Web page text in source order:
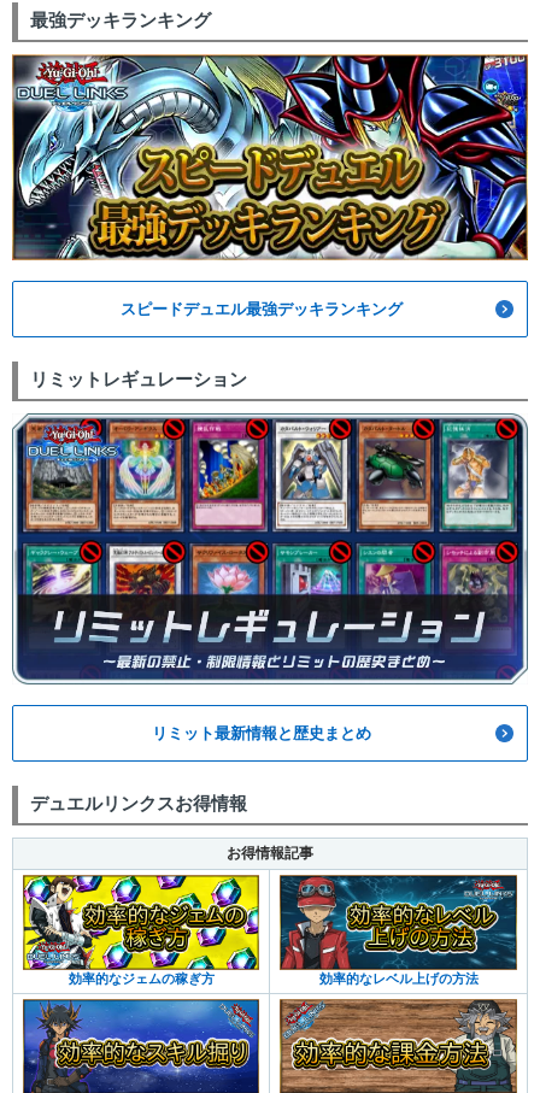
最強デッキランキング
スピードデュエル最強デッキランキング
リミットレギュレーション
リミット最新情報と歴史まとめ
デュエルリンクスお得情報
お得情報記事
効率的なジェムの稼ぎ方 効率的なレベル上げの方法